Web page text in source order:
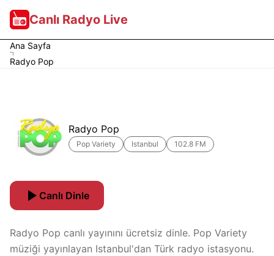
Canlı Radyo Live
Ana Sayfa
Radyo Pop
Radyo Pop
Pop Variety Istanbul 102.8 FM
Canlı Dinle
Radyo Pop canlı yayınını ücretsiz dinle. Pop Variety
müziği yayınlayan Istanbul'dan Türk radyo istasyonu.